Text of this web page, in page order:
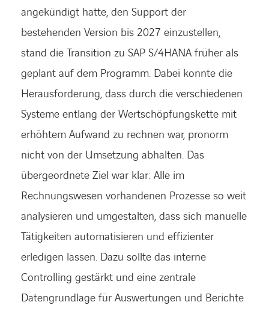
angekündigt hatte, den Support der
bestehenden Version bis 2027 einzustellen,
stand die Transition zu SAP S/4HANA früher als
geplant auf dem Programm. Dabei konnte die
Herausforderung, dass durch die verschiedenen
Systeme entlang der Wertschöpfungskette mit
erhöhtem Aufwand zu rechnen war, pronorm
nicht von der Umsetzung abhalten. Das
übergeordnete Ziel war klar: Alle im
Rechnungswesen vorhandenen Prozesse so weit
analysieren und umgestalten, dass sich manuelle
Tätigkeiten automatisieren und effizienter
erledigen lassen. Dazu sollte das interne
Controlling gestärkt und eine zentrale
Datengrundlage für Auswertungen und Berichte